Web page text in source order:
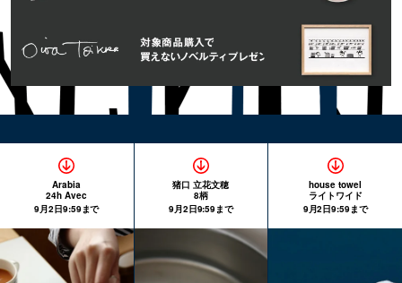
Arabia
24h Avec
9月2日9:59まで
猪口 立花文穂
8柄
9月2日9:59まで
house towel
ライトワイド
9月2日9:59まで